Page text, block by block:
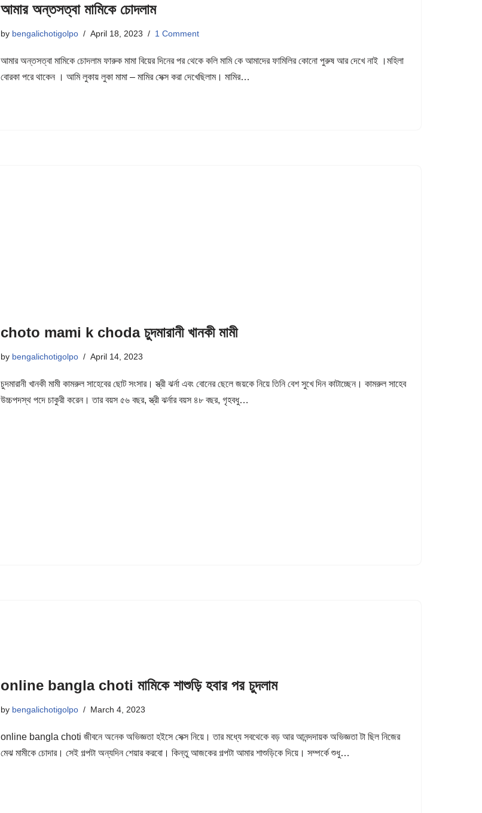
আমার অন্তসত্বা মামিকে চোদলাম
by bengalichotigolpo April 18, 2023 1 Comment
আমার অন্তসত্বা মামিকে চোদলাম ফারুক মামা বিয়ের দিনের পর থেকে কলি মামি কে আমাদের ফামিলির কোনো পুরুষ আর দেখে নাই ।মহিলা
বোরকা পরে থাকেন । আমি লুকায় লুকা মামা – মামির সেক্স করা দেখেছিলাম। মামির…
choto mami k choda চুদমারানী খানকী মামী
by bengalichotigolpo April 14, 2023
চুদমারানী খানকী মামী কামরুল সাহেবের ছোট সংসার। স্ত্রী ঝর্না এবং বোনের ছেলে জয়কে নিয়ে তিনি বেশ সুখে দিন কাটাচ্ছেন। কামরুল সাহেব
উচ্চপদস্থ পদে চাকুরী করেন। তার বয়স ৫৬ বছর, স্ত্রী ঝর্নার বয়স ৪৮ বছর, গৃহবধু…
online bangla choti মামিকে শাশুড়ি হবার পর চুদলাম
by bengalichotigolpo March 4, 2023
online bangla choti জীবনে অনেক অভিজ্ঞতা হইসে সেক্স নিয়ে। তার মধ্যে সবথেকে বড় আর আনন্দদায়ক অভিজ্ঞতা টা ছিল নিজের
মেঝ মামীকে চোদার। সেই গল্পটা অন্যদিন শেয়ার করবো। কিন্তু আজকের গল্পটা আমার শাশুড়িকে দিয়ে। সম্পর্কে শুধু…